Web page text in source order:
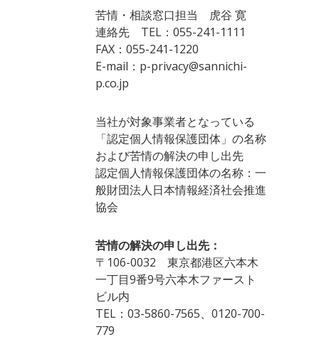
苦情・相談窓口担当 虎谷 寛
連絡先 TEL：055-241-1111
FAX：055-241-1220
E-mail：p-privacy@sannichi-
p.co.jp
当社が対象事業者となっている
「認定個人情報保護団体」の名称
および苦情の解決の申し出先
認定個人情報保護団体の名称：一
般財団法人日本情報経済社会推進
協会
苦情の解決の申し出先：
〒106-0032 東京都港区六本木
一丁目9番9号六本木ファースト
ビル内
TEL：03-5860-7565、0120-700-
779